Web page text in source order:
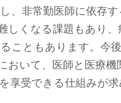
、非常勤医師に依存
しくなる課題もあり、
こともあります。今
おいて、医師と医療機
享受できる仕組みが